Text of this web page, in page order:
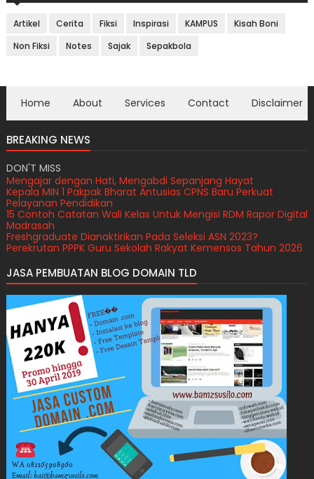
Artikel Cerita Fiksi Inspirasi KAMPUS
Kisah Boni
Non Fiksi
Notes Sajak Sepakbola
Home About Services Contact Disclaimer
BREAKING NEWS
DON'T MISS
Mengajar dengan Hati, Mengabdi Sepanjang Hayat
Kepala MIN 1 Pakpak Bharat Antusias CPNS Baru Perkuat
Pelayanan Pendidikan
15 Contoh Catatan Wali Kelas Untuk Mengisi RDM Rapor Digital
Madrasah
Freshgraduate Dianaktirikan Pada Seleksi ASN 2023?
Perekrutan PPPK Guru Sekolah Rakyat Kemensos Tahun 2026
JASA PEMBUATAN BLOG DOMAIN TLD